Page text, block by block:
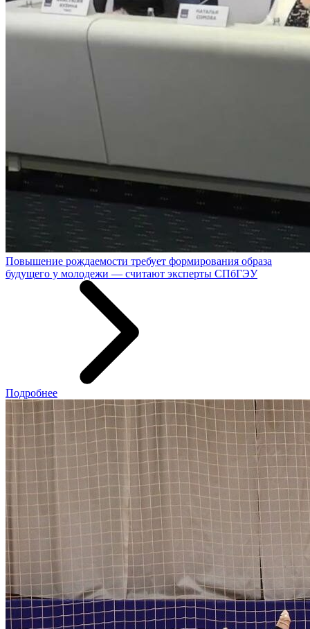
Повышение рождаемости требует формирования образа
будущего у молодежи — считают эксперты СПбГЭУ
Подробнее